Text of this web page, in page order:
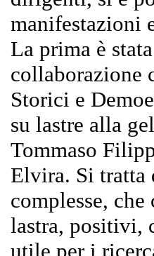
manifestazioni
La prima è
collaborazione
Storici e
su lastre alla
Tommaso
Elvira. Si tratta
complesse,
lastra, positivi,
utile per i